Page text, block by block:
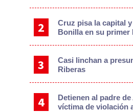
Cruz pisa la capital
Bonilla en su primer
Casi linchan a
Riberas
Detienen al padre
víctima de violación